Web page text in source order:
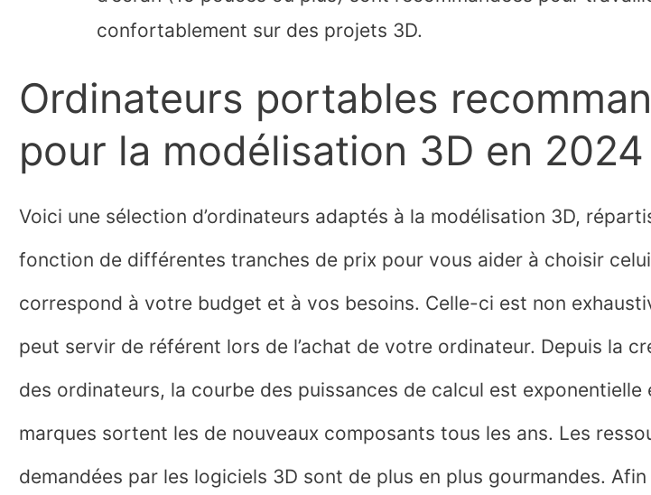
confortablement sur des projets 3D.
Ordinateurs portables
pour la modélisation 3D en 2024
Voici une sélection d’ordinateurs adaptés à la modélisation 3D,
fonction de différentes tranches de prix pour vous aider à choisir
correspond à votre budget et à vos besoins. Celle-ci est non
peut servir de référent lors de l’achat de votre ordinateur. Depuis la
des ordinateurs, la courbe des puissances de calcul est exponentielle
marques sortent les de nouveaux composants tous les ans. Les
demandées par les logiciels 3D sont de plus en plus gourmandes. Afin